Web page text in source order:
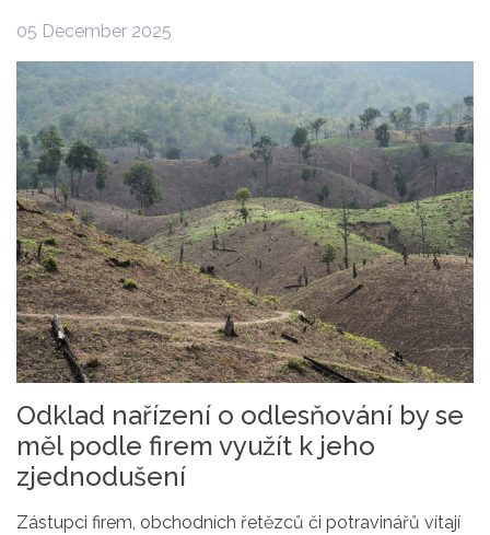
05 December 2025
Odklad nařízení o odlesňování by se
měl podle firem využít k jeho
zjednodušení
Zástupci firem, obchodních řetězců či potravinářů vítají